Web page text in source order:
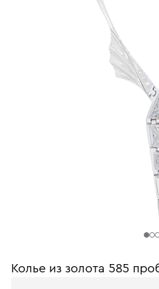
Колье из золота 585